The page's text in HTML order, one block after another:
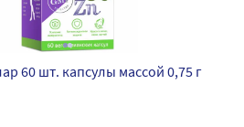
60 шт. капсулы массой 0,75 г